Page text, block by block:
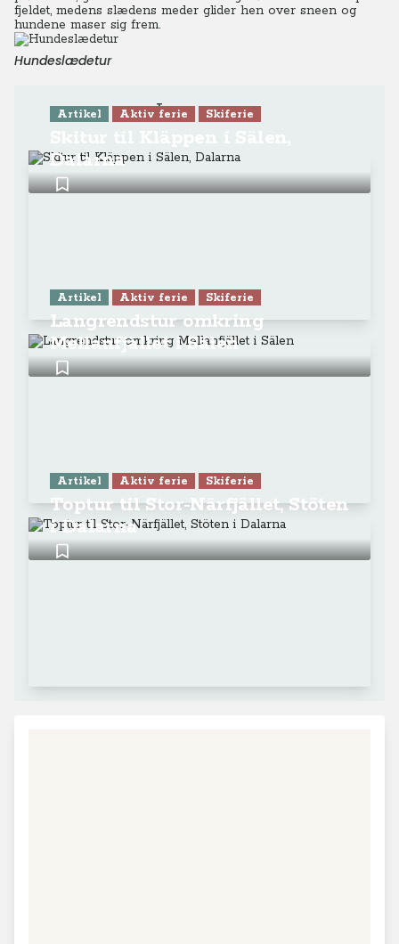
fjeldet, medens slædens meder glider hen over sneen og
hundene maser sig frem.
Hundeslædetur
Læs mere
Artikel Aktiv ferie Skiferie
Dalarna
Artikel Aktiv ferie Skiferie
Langrendstur omkring
Mellanfjället i Sälen
Artikel Aktiv ferie Skiferie
Toptur til Stor-Närfjället, Stöten
i Dalarna